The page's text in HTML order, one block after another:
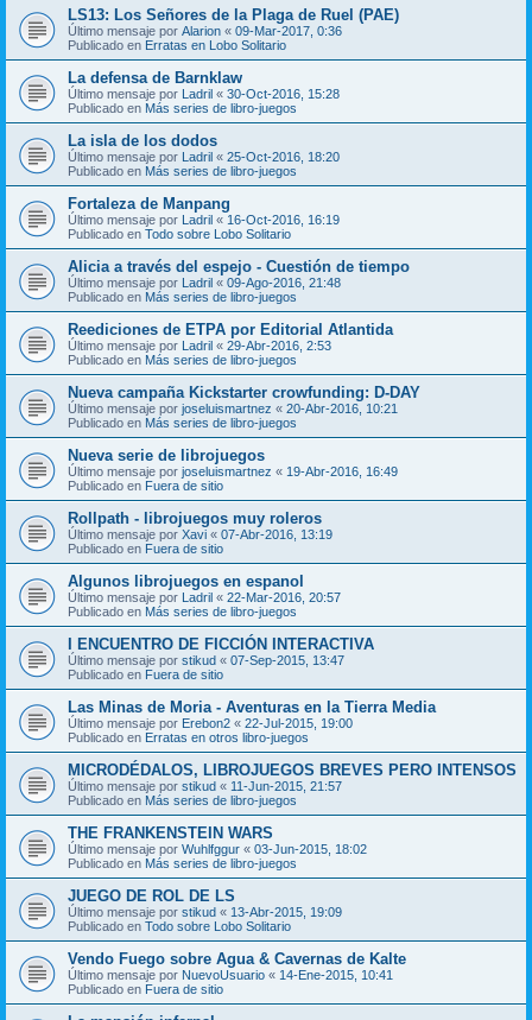
LS13: Los Señores de la Plaga de Ruel (PAE)
Último mensaje por Alarion « 09-Mar-2017, 0:36
Publicado en Erratas en Lobo Solitario
La defensa de Barnklaw
Último mensaje por Ladril « 30-Oct-2016, 15:28
Publicado en Más series de libro-juegos
La isla de los dodos
Último mensaje por Ladril « 25-Oct-2016, 18:20
Publicado en Más series de libro-juegos
Fortaleza de Manpang
Último mensaje por Ladril « 16-Oct-2016, 16:19
Publicado en Todo sobre Lobo Solitario
Alicia a través del espejo - Cuestión de tiempo
Último mensaje por Ladril « 09-Ago-2016, 21:48
Publicado en Más series de libro-juegos
Reediciones de ETPA por Editorial Atlantida
Último mensaje por Ladril « 29-Abr-2016, 2:53
Publicado en Más series de libro-juegos
Nueva campaña Kickstarter crowfunding: D-DAY
Último mensaje por joseluismartnez « 20-Abr-2016, 10:21
Publicado en Más series de libro-juegos
Nueva serie de librojuegos
Último mensaje por joseluismartnez « 19-Abr-2016, 16:49
Publicado en Fuera de sitio
Rollpath - librojuegos muy roleros
Último mensaje por Xavi « 07-Abr-2016, 13:19
Publicado en Fuera de sitio
Algunos librojuegos en espanol
Último mensaje por Ladril « 22-Mar-2016, 20:57
Publicado en Más series de libro-juegos
I ENCUENTRO DE FICCIÓN INTERACTIVA
Último mensaje por stikud « 07-Sep-2015, 13:47
Publicado en Fuera de sitio
Las Minas de Moria - Aventuras en la Tierra Media
Último mensaje por Erebon2 « 22-Jul-2015, 19:00
Publicado en Erratas en otros libro-juegos
MICRODÉDALOS, LIBROJUEGOS BREVES PERO INTENSOS
Último mensaje por stikud « 11-Jun-2015, 21:57
Publicado en Más series de libro-juegos
THE FRANKENSTEIN WARS
Último mensaje por Wuhlfggur « 03-Jun-2015, 18:02
Publicado en Más series de libro-juegos
JUEGO DE ROL DE LS
Último mensaje por stikud « 13-Abr-2015, 19:09
Publicado en Todo sobre Lobo Solitario
Vendo Fuego sobre Agua & Cavernas de Kalte
Último mensaje por NuevoUsuario « 14-Ene-2015, 10:41
Publicado en Fuera de sitio